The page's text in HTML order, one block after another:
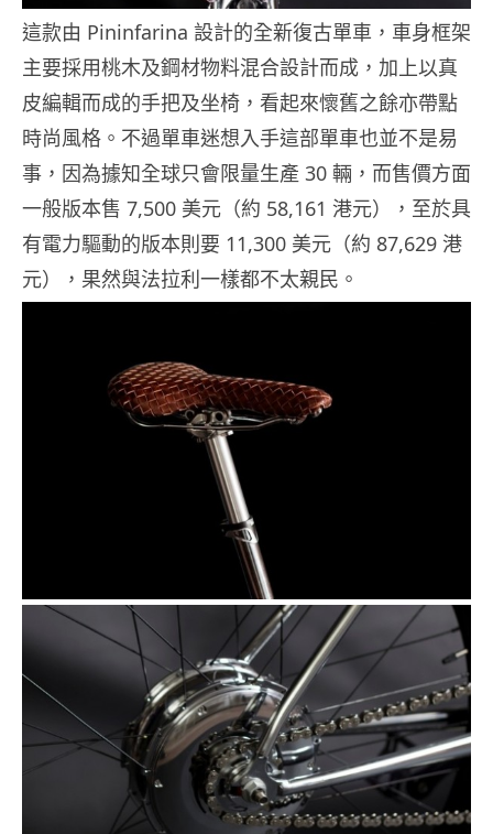
這款由 Pininfarina 設計的全新復古單車，車身框架
主要採用桃木及鋼材物料混合設計而成，加上以真
皮編輯而成的手把及坐椅，看起來懷舊之餘亦帶點
時尚風格。不過單車迷想入手這部單車也並不是易
事，因為據知全球只會限量生產 30 輛，而售價方面
一般版本售 7,500 美元（約 58,161 港元），至於具
有電力驅動的版本則要 11,300 美元（約 87,629 港
元），果然與法拉利一樣都不太親民。